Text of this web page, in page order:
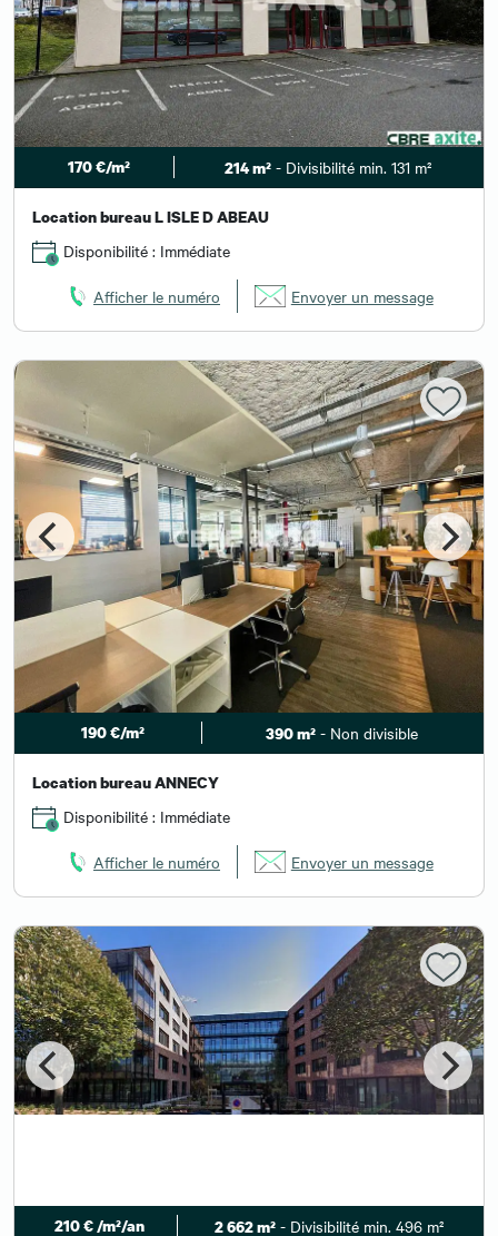
170 €/m² 214 m²- Divisibilité min. 131 m²
Location bureau L ISLE D ABEAU
Disponibilité : Immédiate
Afficher le numéro Envoyer un message
190 €/m² 390 m²- Non divisible
Location bureau ANNECY
Disponibilité : Immédiate
Afficher le numéro Envoyer un message
210 € /m²/an 2 662 m²- Divisibilité min. 496 m²